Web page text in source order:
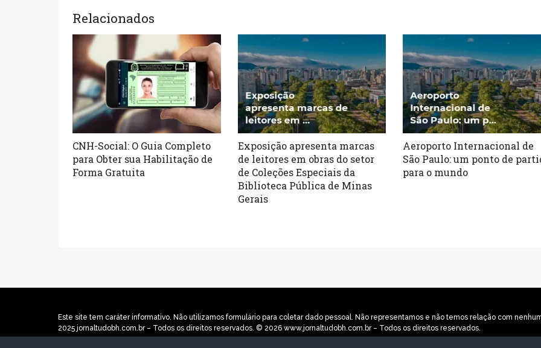
Relacionados
CNH-Social: O Guia Completo
para Obter sua Habilitação de
Forma Gratuita
Exposição apresenta marcas
de leitores em obras do setor
de Coleções Especiais da
Biblioteca Pública de Minas
Gerais
Aeroporto Internacional de
São Paulo: um ponto de
para o mundo
Este site tem caráter informativo. Não utilizamos formulário para coletar dado pessoal. Não representamos e não temos relação com
2025 jornaltudobh.com.br – Todos os direitos reservados. © 2026 www.jornaltudobh.com.br – Todos os direitos reservados.